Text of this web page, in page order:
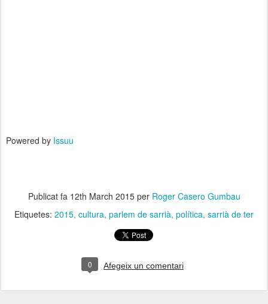
Powered by Issuu
Publicat fa 12th March 2015per Roger Casero Gumbau
Etiquetes: 2015 cultura parlem de sarrià política sarrià de ter
0 Afegeix un comentari